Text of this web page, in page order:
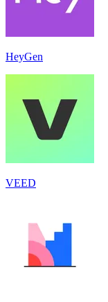
HeyGen
VEED